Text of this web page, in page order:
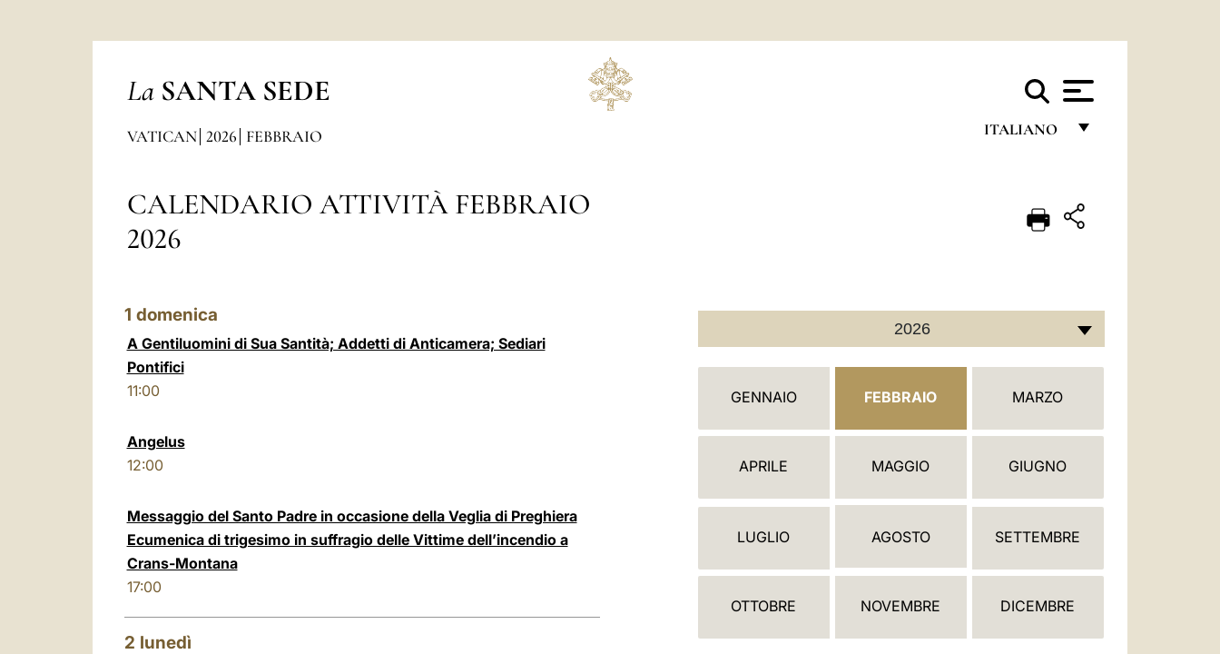
La SANTA SEDE
ITALIANO
ITALIANO
ESPAÑOL
VATICAN 2026 FEBBRAIO
CALENDARIO ATTIVITÀ FEBBRAIO
2026
1 domenica
A Gentiluomini di Sua Santità; Addetti di Anticamera; Sediari
Pontifici
11:00
Angelus
12:00
Messaggio del Santo Padre in occasione della Veglia di Preghiera
Ecumenica di trigesimo in suffragio delle Vittime dell’incendio a
Crans-Montana
17:00
2 lunedì
2026
N
A
GENNAIO FEBBRAIO MARZO
APRILE MAGGIO GIUGNO
LUGLIO AGOSTO SETTEMBRE
OTTOBRE NOVEMBRE DICEMBRE